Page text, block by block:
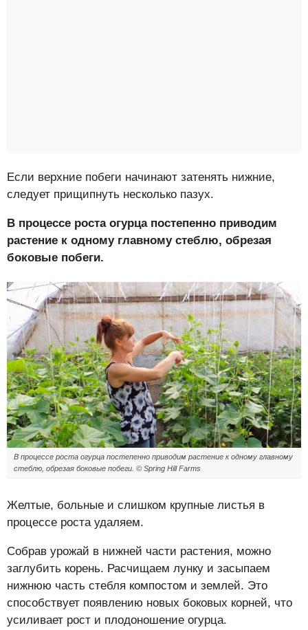
Если верхние побеги начинают затенять нижние,
следует прищипнуть несколько пазух.
В процессе роста огурца постепенно приводим
растение к одному главному стеблю, обрезая
боковые побеги.
В процессе роста огурца постепенно приводим растение к одному главному
стеблю, обрезая боковые побеги. © Spring Hill Farms
Желтые, больные и слишком крупные листья в
процессе роста удаляем.
Собрав урожай в нижней части растения, можно
заглубить корень. Расчищаем лунку и засыпаем
нижнюю часть стебля компостом и землей. Это
способствует появлению новых боковых корней, что
усиливает рост и плодоношение огурца.